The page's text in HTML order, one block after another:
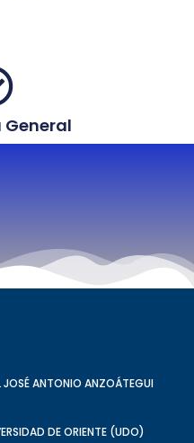
JOSÉ ANTONIO ANZOÁTEGUI
DE ORIENTE (UDO)